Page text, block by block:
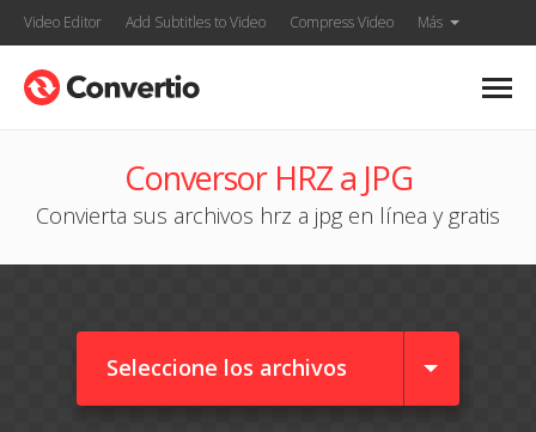
Video Editor Add Subtitles to Video Compress Video Más
Conversor HRZ a JPG
Convierta sus archivos hrz a jpg en línea y gratis
Seleccione los archivos